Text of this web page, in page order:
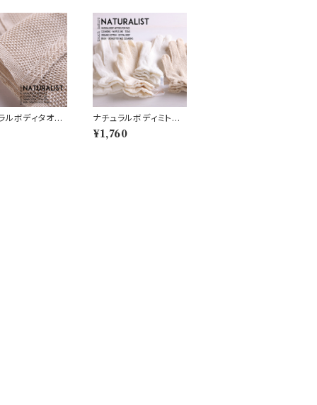
ルボディタオ
ナチュラルボディミト
ン 絹 (N6)
¥1,760